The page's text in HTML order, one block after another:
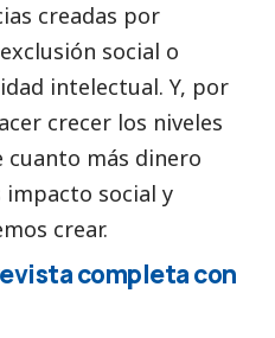
creadas por
social o
intelectual. Y, por
crecer los niveles
más dinero
impacto social y
crear.
completa con